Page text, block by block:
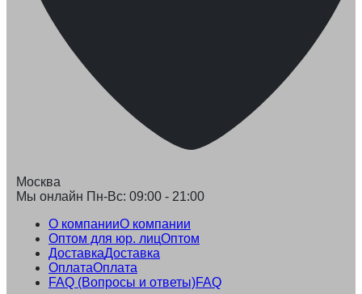
Москва
Мы онлайн Пн-Вс: 09:00 - 21:00
О компанииО компании
Оптом для юр. лицОптом
ДоставкаДоставка
ОплатаОплата
FAQ (Вопросы и ответы)FAQ